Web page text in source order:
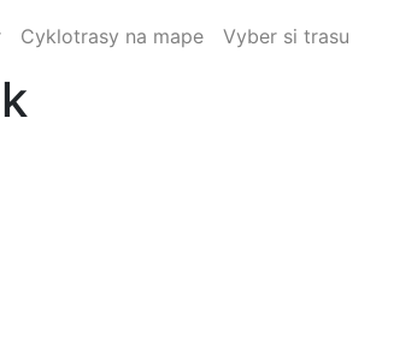
Cyklotrasy na mape Vyber si trasu